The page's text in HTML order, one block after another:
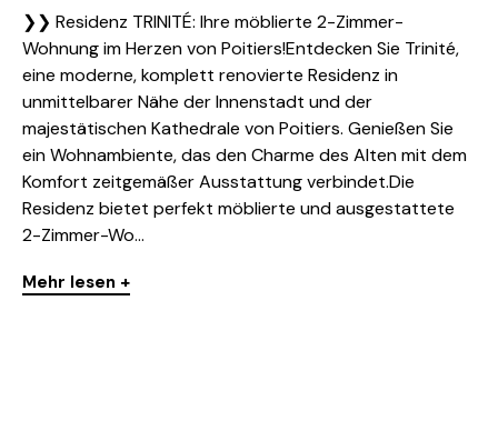
❯❯ Residenz TRINITÉ: Ihre möblierte 2-Zimmer-
Wohnung im Herzen von Poitiers!Entdecken Sie Trinité,
eine moderne, komplett renovierte Residenz in
unmittelbarer Nähe der Innenstadt und der
majestätischen Kathedrale von Poitiers. Genießen Sie
ein Wohnambiente, das den Charme des Alten mit dem
Komfort zeitgemäßer Ausstattung verbindet.Die
Residenz bietet perfekt möblierte und ausgestattete
2-Zimmer-Wo...
Mehr lesen +